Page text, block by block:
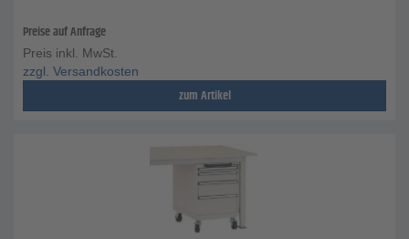
Preise auf Anfrage
Preis inkl. MwSt.
zzgl. Versandkosten
zum Artikel